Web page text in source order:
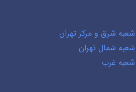
شعبه شرق و مرکز تهران
شعبه شمال تهران
شعبه غرب